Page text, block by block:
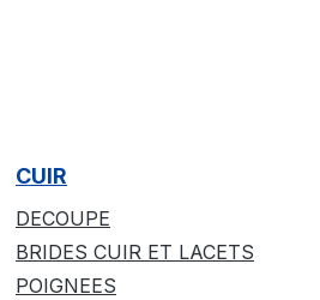
CUIR
DECOUPE
BRIDES CUIR ET LACETS
POIGNEES